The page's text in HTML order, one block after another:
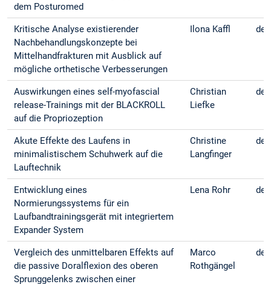
dem Posturomed
Kritische Analyse existierender
Nachbehandlungskonzepte bei
Mittelhandfrakturen mit Ausblick auf
mögliche orthetische Verbesserungen
Ilona Kaffl
Auswirkungen eines self-myofascial
release-Trainings mit der BLACKROLL
auf die Propriozeption
Christian
Liefke
Akute Effekte des Laufens in
minimalistischem Schuhwerk auf die
Lauftechnik
Christine
Langfinger
Entwicklung eines
Normierungssystems für ein
Laufbandtrainingsgerät mit integriertem
Expander System
Lena Rohr
Vergleich des unmittelbaren Effekts auf
die passive Doralflexion des oberen
Sprunggelenks zwischen einer
Marco
Rothgängel